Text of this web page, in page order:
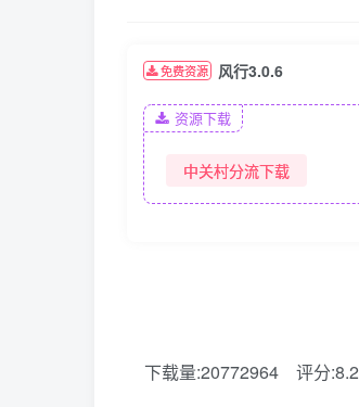
免费资源 风行3.0.6
资源下载
中关村分流下载
下载量:20772964 评分:8.2